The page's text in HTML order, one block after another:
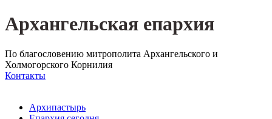
Архангельская епархия
По благословению митрополита Архангельского и
Холмогорского Корнилия
Контакты
Архипастырь